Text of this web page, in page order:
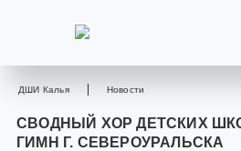
ДШИ Калья Новости
СВОДНЫЙ ХОР ДЕТСКИХ
ГИМН Г. СЕВЕРОУРАЛЬСКА